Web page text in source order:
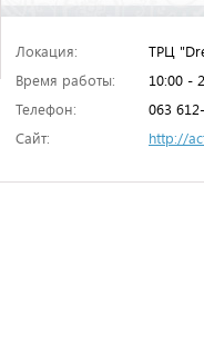
Локация:
ТРЦ
Время работы:
10:00 -
Телефон:
063
Сайт:
http://